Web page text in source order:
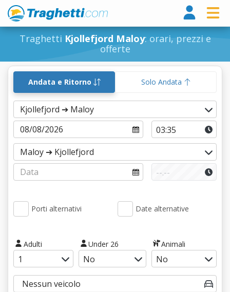
Traghetti Kjollefjord Maloy: orari, prezzi e
offerte
Andata e Ritorno Solo Andata
Porti alternativi Date alternative
Adulti Under 26 Animali